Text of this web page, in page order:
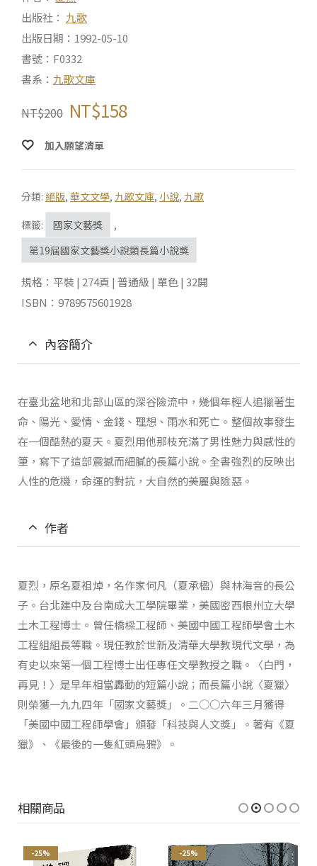
出版社： 九歌
出版日期：1992-05-10
書號：F0332
書系： 九歌文庫
NT$200 NT$158
加入願望清單
分類: 絕版, 華文文學, 九歌文庫, 小說, 九歌
標籤:
國家文藝獎
,
第19屆國家文藝獎小說類長篇小說獎
規格：平裝 | 274頁 | 普通級 | 單色 | 32開
ISBN：9789575601928
內容簡介
在臺北盆地和北部山區的深谷險流中，幾個年輕人追獵著生
命、陽光、愛情、金錢、理想、雨水和死亡。整個故事發生
在一個酷熱的夏天。夏烈用他那枝充滿了男性魅力與感性的
筆，寫下了這部震撼而細膩的長篇小說。全書強烈的反映出
人性的危機，命運的對抗，大自然的美麗與險惡。
作者
夏烈，原名夏祖焯，名作家何凡（夏承楹）與林海音的長公
子。台北建中及台南成大工學院畢業，美國密西根州立大學
土木工程博士。曾任橋樑工程師、美國中國工程師學會土木
工程組組長等職。現任教於世新及清華大學教現代文學，為
有史以來第一個工程博士出任專任文學教授之職。〈白門，
再見！〉是早年相當轟動的短篇小說；而長篇小說〈夏獵〉
則榮獲一九九四年「國家文藝獎」。二○○六年三月獲得
「美國中國工程師學會」頒發「科技與人文獎」。著有《夏
獵》、《最後的一隻紅頭烏鴉》。
相關商品
-25% -25%